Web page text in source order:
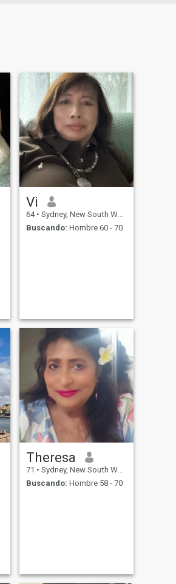
Vi
64 • Sydney, New South Wales, Australia
Buscando: Hombre 60 - 70
Theresa
71 • Sydney, New South Wales, Australia
Buscando: Hombre 58 - 70